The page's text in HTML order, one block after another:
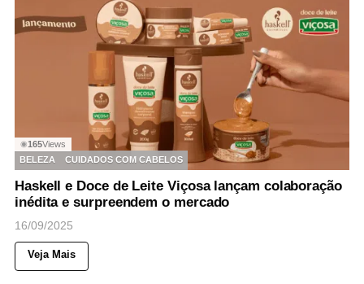
◉165Views
BELEZA
CUIDADOS COM CABELOS
Haskell e Doce de Leite Viçosa lançam colaboração
inédita e surpreendem o mercado
16/09/2025
Veja Mais